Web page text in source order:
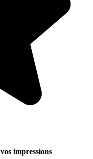
impressions